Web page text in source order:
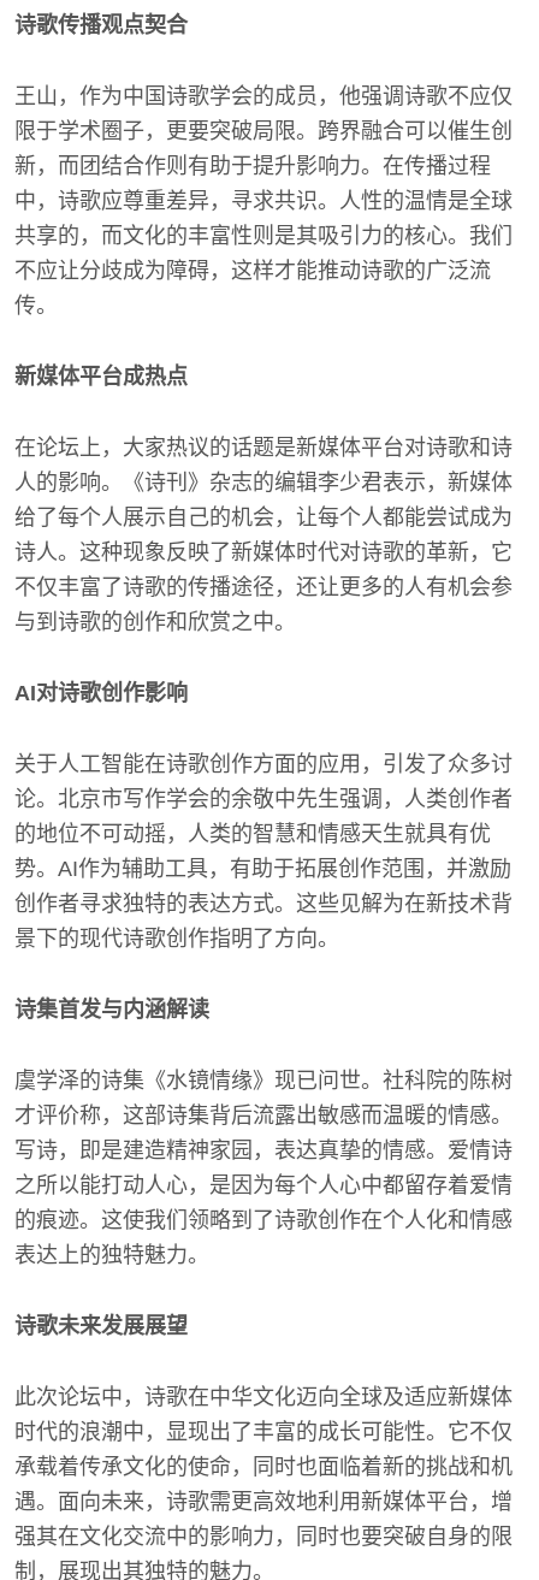
诗歌传播观点契合
王山，作为中国诗歌学会的成员，他强调诗歌不应仅
限于学术圈子，更要突破局限。跨界融合可以催生创
新，而团结合作则有助于提升影响力。在传播过程
中，诗歌应尊重差异，寻求共识。人性的温情是全球
共享的，而文化的丰富性则是其吸引力的核心。我们
不应让分歧成为障碍，这样才能推动诗歌的广泛流
传。
新媒体平台成热点
在论坛上，大家热议的话题是新媒体平台对诗歌和诗
人的影响。《诗刊》杂志的编辑李少君表示，新媒体
给了每个人展示自己的机会，让每个人都能尝试成为
诗人。这种现象反映了新媒体时代对诗歌的革新，它
不仅丰富了诗歌的传播途径，还让更多的人有机会参
与到诗歌的创作和欣赏之中。
AI对诗歌创作影响
关于人工智能在诗歌创作方面的应用，引发了众多讨
论。北京市写作学会的余敬中先生强调，人类创作者
的地位不可动摇，人类的智慧和情感天生就具有优
势。AI作为辅助工具，有助于拓展创作范围，并激励
创作者寻求独特的表达方式。这些见解为在新技术背
景下的现代诗歌创作指明了方向。
诗集首发与内涵解读
虞学泽的诗集《水镜情缘》现已问世。社科院的陈树
才评价称，这部诗集背后流露出敏感而温暖的情感。
写诗，即是建造精神家园，表达真挚的情感。爱情诗
之所以能打动人心，是因为每个人心中都留存着爱情
的痕迹。这使我们领略到了诗歌创作在个人化和情感
表达上的独特魅力。
诗歌未来发展展望
此次论坛中，诗歌在中华文化迈向全球及适应新媒体
时代的浪潮中，显现出了丰富的成长可能性。它不仅
承载着传承文化的使命，同时也面临着新的挑战和机
遇。面向未来，诗歌需更高效地利用新媒体平台，增
强其在文化交流中的影响力，同时也要突破自身的限
制，展现出其独特的魅力。